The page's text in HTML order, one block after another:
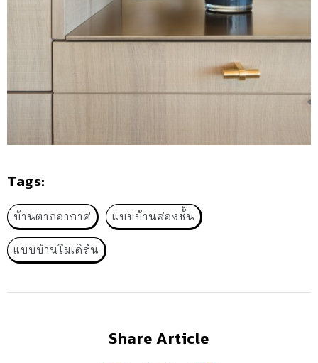
Tags:
บ้านตากอากาศ แบบบ้านสองชั้น
แบบบ้านโมเดิร์น
Share Article